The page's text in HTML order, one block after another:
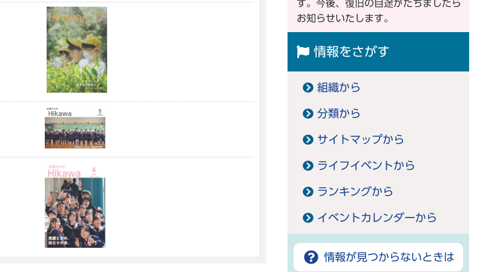
す。今後、復旧の目途がたちましたら
お知らせいたします。
情報をさがす
組織から
分類から
サイトマップから
ライフイベントから
ランキングから
イベントカレンダーから
情報が見つからないときは